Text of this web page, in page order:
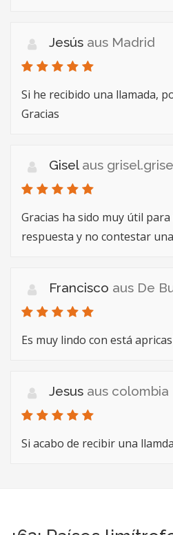
Jesús aus Madrid
Si he recibido una llamada,
Gracias
Gisel aus
Gracias ha sido muy útil
respuesta y no contestar
Francisco aus De
Es muy lindo con está
Jesus aus colombia
Si acabo de recibir una llamda